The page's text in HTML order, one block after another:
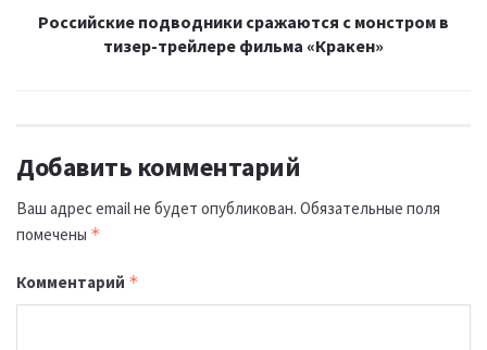
Российские подводники сражаются с монстром в
тизер-трейлере фильма «Кракен»
Добавить комментарий
Ваш адрес email не будет опубликован. Обязательные поля
помечены *
Комментарий *